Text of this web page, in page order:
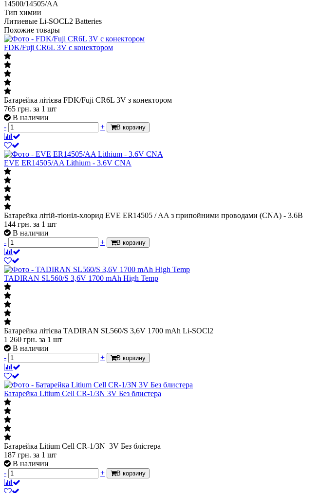
14500/14505/AA
Тип химии
Литиевые Li-SOCL2 Batteries
Похожие товары
FDK/Fuji CR6L 3V с конектором
Батарейка літієва FDK/Fuji CR6L 3V з конектором
765 грн. за 1 шт
В наличии
-
+ В корзину
EVE ER14505/AA Lithium - 3.6V CNA
Батарейка літій-тіоніл-хлорид EVE ER14505 / AA з припойними проводами (CNA) - 3.6В
144 грн. за 1 шт
В наличии
-
+ В корзину
TADIRAN SL560/S 3,6V 1700 mAh High Temp
Батарейка літієва TADIRAN SL560/S 3,6V 1700 mAh Li-SOCl2
1 260 грн. за 1 шт
В наличии
-
+ В корзину
Батарейка Litium Cell CR-1/3N 3V Без блистера
Батарейка Litium Cell CR-1/3N 3V Без блістера
187 грн. за 1 шт
В наличии
-
+ В корзину